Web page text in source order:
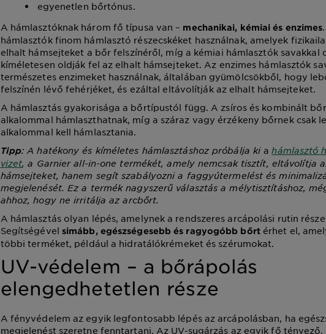
egyenetlen bőrtónus.
A hámlasztóknak három fő típusa van – mechanikai, kémiai és enzimes
hámlasztók finom hámlasztó részecskéket használnak, amelyek
elhalt hámsejteket a bőr felszínéről, míg a kémiai hámlasztók savakkal
kíméletesen oldják fel az elhalt hámsejteket. Az enzimes hámlasztók
természetes enzimeket használnak, általában gyümölcsökből, hogy
felszínén lévő fehérjéket, és ezáltal eltávolítják az elhalt hámsejteket.
A hámlasztás gyakorisága a bőrtípustól függ. A zsíros és kombinált
alkalommal hámlaszthatnak, míg a száraz vagy érzékeny bőrnek csak
alkalommal kell hámlasztania.
Tipp: A hatékony és kíméletes hámlasztáshoz próbálja kiahámlasztó
vizet, a Garnier all-in-one termékét, amely nemcsak tisztít, eltávolítja
hámsejteket, hanem segít szabályozni a faggyútermelést és
megjelenését. Ez a termék nagyszerű választás a mélytisztításhoz,
ahhoz, hogy ne irritálja az arcbőrt.
A hámlasztás olyan lépés, amelynek a rendszeres arcápolási rutin
Segítségével simább, egészségesebb és ragyogóbb bőrt érhet el,
többi terméket, például a hidratálókrémeket és szérumokat.
UV-védelem – a bőrápolás
elengedhetetlen része
A fényvédelem az egyik legfontosabb lépés az arcápolásban, ha
megjelenést szeretne fenntartani. Az UV-sugárzás az egyik fő